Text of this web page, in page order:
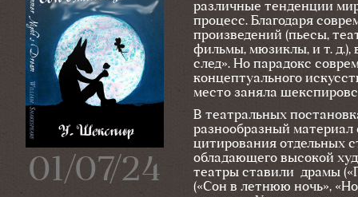
01/07/24
различные тенденции
процесс. Благодаря
произведений (пьесы,
фильмы, мюзиклы, и т.
след». Но парадокс
концептуального
место заняла
В театральных
разнообразный
цитирования отдельных
обладающего высокой
театры ставили драмы
(«Сон в летнюю ночь»,